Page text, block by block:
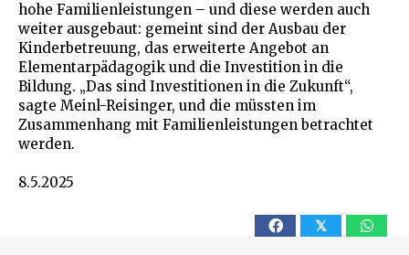
hohe Familienleistungen – und diese werden auch
weiter ausgebaut: gemeint sind der Ausbau der
Kinderbetreuung, das erweiterte Angebot an
Elementarpädagogik und die Investition in die
Bildung. „Das sind Investitionen in die Zukunft“,
sagte Meinl-Reisinger, und die müssten im
Zusammenhang mit Familienleistungen betrachtet
werden.
8.5.2025
𝕏